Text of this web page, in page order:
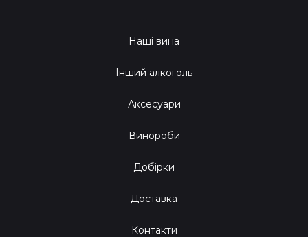
Наші вина
Інший алкоголь
Аксесуари
Винороби
Добірки
Доставка
Контакти